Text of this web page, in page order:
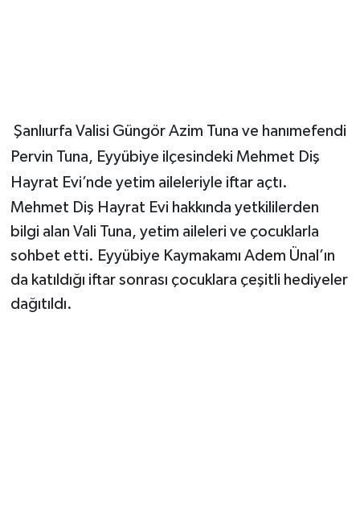
Şanlıurfa Valisi Güngör Azim Tuna ve hanımefendi
Pervin Tuna, Eyyübiye ilçesindeki Mehmet Diş
Hayrat Evi’nde yetim aileleriyle iftar açtı.
Mehmet Diş Hayrat Evi hakkında yetkililerden
bilgi alan Vali Tuna, yetim aileleri ve çocuklarla
sohbet etti. Eyyübiye Kaymakamı Adem Ünal’ın
da katıldığı iftar sonrası çocuklara çeşitli hediyeler
dağıtıldı.